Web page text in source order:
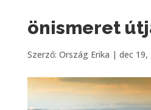
önismeret
Szerző: Ország Erika | dec 19,